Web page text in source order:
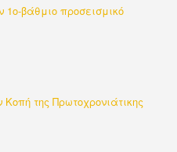
1ο-βάθμιο προσεισμικό
της Πρωτοχρονιάτικης